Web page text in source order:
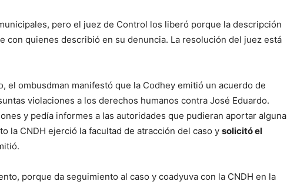
pero el juez de Control los liberó porque la descripción
con quienes describió en su denuncia. La resolución del juez está
el ombusdman manifestó que la Codhey emitió un acuerdo de
violaciones a los derechos humanos contra José Eduardo.
y pedía informes a las autoridades que pudieran aportar alguna
la CNDH ejerció la facultad de atracción del caso y solicitó el
porque da seguimiento al caso y coadyuva con la CNDH en la